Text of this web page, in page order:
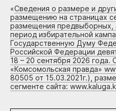
«Сведения о размере и
размещению на страницах
размещения предвыборных,
период избирательной
Государственную Думу
Российской Федерации
18 – 20 сентября 2026 года.
«Комсомольская правда»
80505 от 15.03.2021г.),
сегменте сайта: